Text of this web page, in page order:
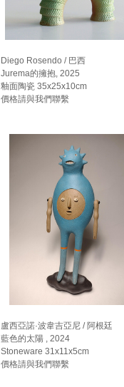
Diego Rosendo / 巴西
Jurema的擁抱, 2025
釉面陶瓷 35x25x10cm
價格請與我們聯繫
盧西亞諾·波韋吉亞尼 / 阿根廷
藍色的太陽 , 2024
Stoneware 31x11x5cm
價格請與我們聯繫